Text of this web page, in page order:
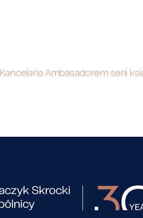
Kancelaria Ambasadorem serii